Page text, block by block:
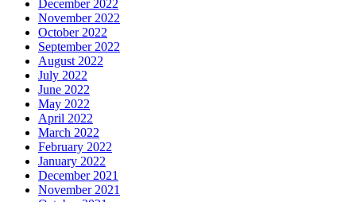
December 2022
November 2022
October 2022
September 2022
August 2022
July 2022
June 2022
May 2022
April 2022
March 2022
February 2022
January 2022
December 2021
November 2021